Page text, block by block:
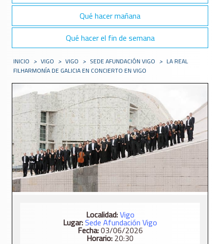
Qué hacer mañana
Qué hacer el fin de semana
INICIO > VIGO > VIGO > SEDE AFUNDACIÓN VIGO > LA REAL
FILHARMONÍA DE GALICIA EN CONCIERTO EN VIGO
Localidad:Vigo
Lugar:Sede Afundación Vigo
Fecha:03/06/2026
Horario: 20:30